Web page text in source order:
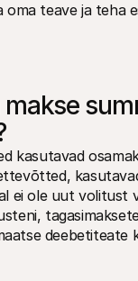
oma teave ja teha
makse
kasutavad
ei ole uut volitust
deebetiteate